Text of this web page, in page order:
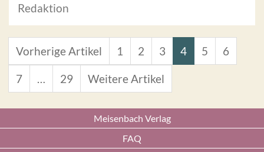
Redaktion
Vorherige Artikel 1 2 3 4 5 6
7 … 29 Weitere Artikel
Meisenbach Verlag
FAQ